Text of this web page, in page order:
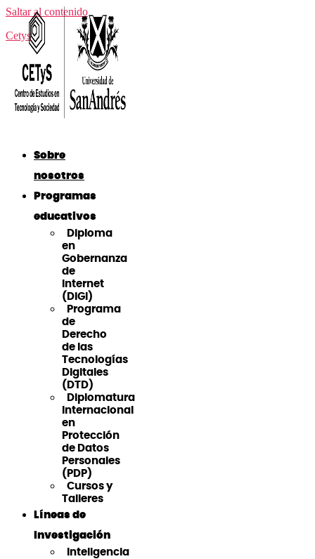
Saltar al contenido
Cetys
Sobre
nosotros
Programas
educativos
Diploma
en
Gobernanza
de
Internet
(DiGI)
Programa
de
Derecho
de las
Tecnologías
Digitales
(DTD)
Diplomatura
Internacional
en
Protección
de Datos
Personales
(PDP)
Cursos y
Talleres
Líneas de
Investigación
Inteligencia